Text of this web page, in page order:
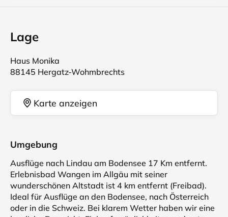
Lage
Haus Monika
88145 Hergatz-Wohmbrechts
Karte anzeigen
Umgebung
Ausflüge nach Lindau am Bodensee 17 Km entfernt.
Erlebnisbad Wangen im Allgäu mit seiner
wunderschönen Altstadt ist 4 km entfernt (Freibad).
Ideal für Ausflüge an den Bodensee, nach Österreich
oder in die Schweiz. Bei klarem Wetter haben wir eine